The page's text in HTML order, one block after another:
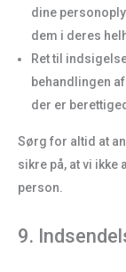
dine
dem i deres
Ret til
behandlingen
der er
Sørg for altid at
sikre på, at vi
person.
9.